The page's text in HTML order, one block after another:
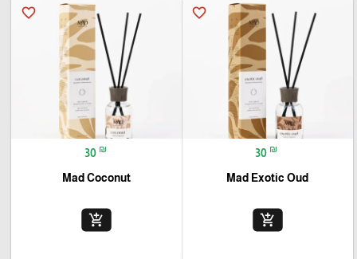
favorite_border
30 ₪
Mad Exotic Oud
add_shopping_cart
favorite_border
30 ₪
Mad Coconut
add_shopping_cart